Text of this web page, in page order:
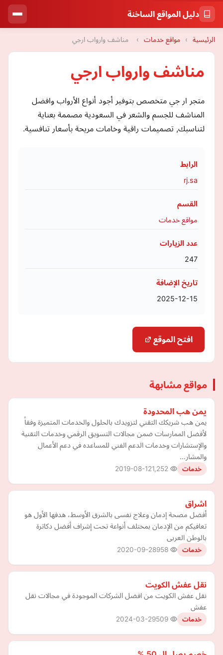
دليل المواقع الساخنة
الرئيسية › مواقع خدمات › مناشف وارواب ارجي
مناشف وارواب ارجي
متجر ار جي متخصص بتوفير أجود أنواع الأرواب وافضل
المناشف للجسم والشعر في السعودية مصممة بعناية
لتناسبك, تصميمات راقية وخامات مريحة بأسعار تنافسية.
الرابط
rj.sa
القسم
مواقع خدمات
عدد الزيارات
247
تاريخ الإضافة
2025-12-15
افتح الموقع
مواقع مشابهة
يمن هب المحدودة
يمن هب شريكك التقني لتزويدك بالحلول والخدمات المتميزة وفقاً
لأفضل الممارسات ضمن مجالات التسويق الرقمي وخدمات التقنية
والإستشارات وخدمات الدعم الفني للمساعده في دعم الأعمال
والمشار…
خدمات 2019-08-12
اشراق
أفضل مصحة إدمان وعلاج نفسى بالشرق الأوسط، هدفها الأول هو
تعافيكم من الإدمان بمختلف أنواعة تحت إشراف أفضل دكاترة
بالوطن العربى
خدمات 2020-09-28
نقل عفش الكويت
نقل عفش الكويت من افضل الشركات الموجودة في مجالات نقل
عفش
خدمات 2024-03-29